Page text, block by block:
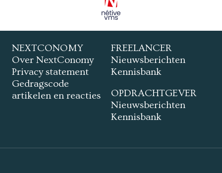
NEXTCONOMY
Over NextConomy
Privacy statement
Gedragscode
artikelen en reacties
FREELANCER
Nieuwsberichten
Kennisbank
OPDRACHTGEVER
Nieuwsberichten
Kennisbank